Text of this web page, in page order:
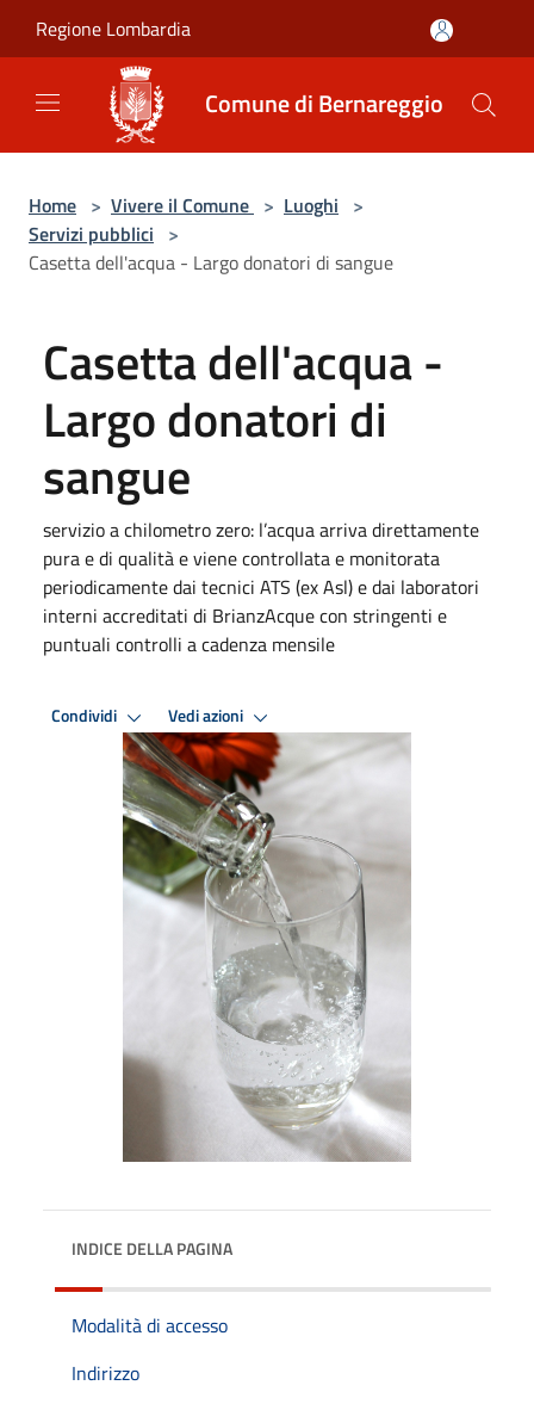
Regione Lombardia
Comune di Bernareggio
Home > Vivere il Comune > Luoghi >
Servizi pubblici >
Casetta dell'acqua - Largo donatori di sangue
Casetta dell'acqua -
Largo donatori di
sangue
servizio a chilometro zero: l’acqua arriva direttamente
pura e di qualità e viene controllata e monitorata
periodicamente dai tecnici ATS (ex Asl) e dai laboratori
interni accreditati di BrianzAcque con stringenti e
puntuali controlli a cadenza mensile
Condividi Vedi azioni
INDICE DELLA PAGINA
Modalità di accesso
Indirizzo